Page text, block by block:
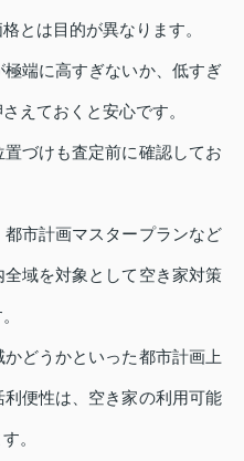
とは目的が異なります。
端に高すぎないか、低すぎ
えておくと安心です。
づけも査定前に確認してお
市計画マスタープランなど
域を対象として空き家対策
どうかといった都市計画上
便性は、空き家の利用可能
。